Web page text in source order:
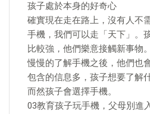
孩子處於本身的好奇心
確實現在走在路上，沒有人不
手機，我們可以走「天下」。
比較強，他們樂意接觸新事物。
慢慢的了解手機之後，他們也
包含的信息多，孩子想要了解
而然孩子會選擇手機。
03教育孩子玩手機，父母別進